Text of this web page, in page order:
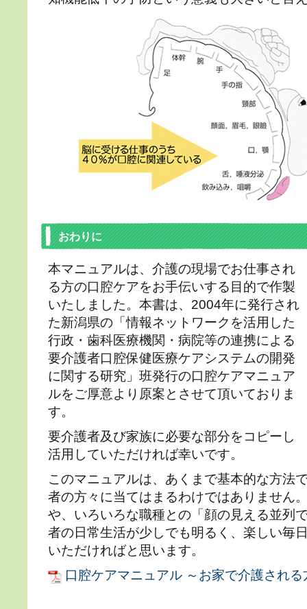
おわりに
本マニュアルは、介護の現場でお仕事され
る方の口腔ケアをお手伝いする目的で作製
いたしました。本書は、2004年に発行され
た新潟県の「情報ネットワークを活用した
行政・歯科医療機関・病院等の連携による
要介護者口腔保健医療ケアシステムの開発
に関する研究」班発行の口腔ケアマニュア
ルをご厚意より原案とさせて頂いておりま
す。
要介護者及び家族に必要な部分をコピーし
活用していただければ幸いです。
このマニュアルは、あくまで基本的な方法
者の方々に当てはまるわけではありません
や、いろいろな職種との「顔の見える並列
者の日常生活が少しでも明るく、楽しい毎
いただければと思います。
口腔ケアマニュアル ～お家で介護される